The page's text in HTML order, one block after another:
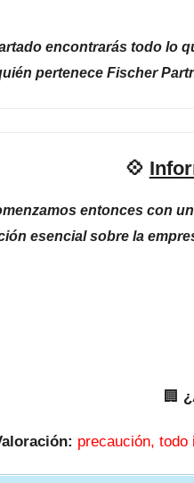
encontrarás todo lo
pertenece Fischer
💠
entonces con
esencial sobre la
🏢
precaución, todo